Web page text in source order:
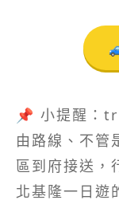
📌 小提醒：
由路線、不管
區到府接送，
北基隆一日遊